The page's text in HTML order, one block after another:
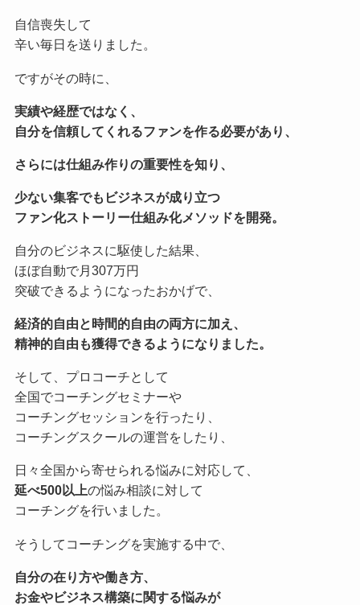
自信喪失して
辛い毎日を送りました。
ですがその時に、
実績や経歴ではなく、
自分を信頼してくれるファンを作る必要があり、
さらには仕組み作りの重要性を知り、
少ない集客でもビジネスが成り立つ
ファン化ストーリー仕組み化メソッドを開発。
自分のビジネスに駆使した結果、
ほぼ自動で月307万円
突破できるようになったおかげで、
経済的自由と時間的自由の両方に加え、
精神的自由も獲得できるようになりました。
そして、プロコーチとして
全国でコーチングセミナーや
コーチングセッションを行ったり、
コーチングスクールの運営をしたり、
日々全国から寄せられる悩みに対応して、
延べ500以上の悩み相談に対して
コーチングを行いました。
そうしてコーチングを実施する中で、
自分の在り方や働き方、
お金やビジネス構築に関する悩みが